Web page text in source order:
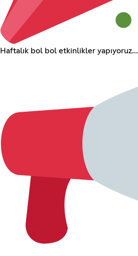
Haftalık bol bol etkinlikler yapıyoruz...